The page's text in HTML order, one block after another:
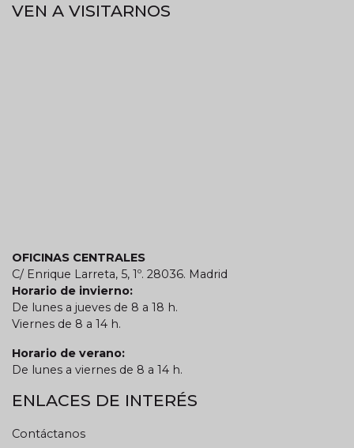
VEN A VISITARNOS
OFICINAS CENTRALES
C/ Enrique Larreta, 5, 1º. 28036. Madrid
Horario de invierno:
De lunes a jueves de 8 a 18 h.
Viernes de 8 a 14 h.
Horario de verano:
De lunes a viernes de 8 a 14 h.
ENLACES DE INTERÉS
Contáctanos